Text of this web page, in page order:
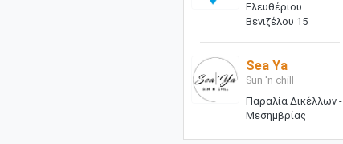
Ελευθέριου
Βενιζέλου 15
Sea Ya
Sun 'n chill
Παραλία Δικέλλων -
Μεσημβρίας